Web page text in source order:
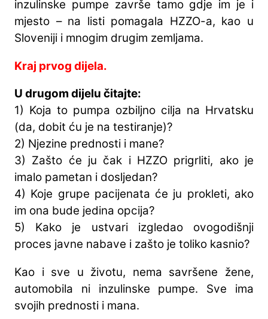
inzulinske pumpe završe tamo gdje im je i
mjesto – na listi pomagala HZZO-a, kao u
Sloveniji i mnogim drugim zemljama.
Kraj prvog dijela.
U drugom dijelu čitajte:
1) Koja to pumpa ozbiljno cilja na Hrvatsku
(da, dobit ću je na testiranje)?
2) Njezine prednosti i mane?
3) Zašto će ju čak i HZZO prigrliti, ako je
imalo pametan i dosljedan?
4) Koje grupe pacijenata će ju prokleti, ako
im ona bude jedina opcija?
5) Kako je ustvari izgledao ovogodišnji
proces javne nabave i zašto je toliko kasnio?
Kao i sve u životu, nema savršene žene,
automobila ni inzulinske pumpe. Sve ima
svojih prednosti i mana.